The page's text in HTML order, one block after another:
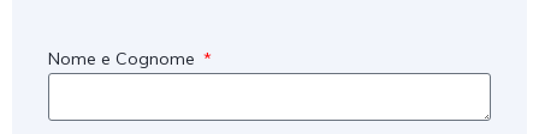
Nome e Cognome